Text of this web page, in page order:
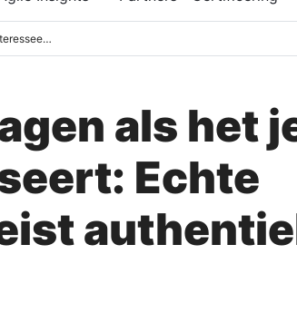
Stop met vragen als het je niet interesseert: Echte agiliteit vereist authentieke relaties
als het
Echte